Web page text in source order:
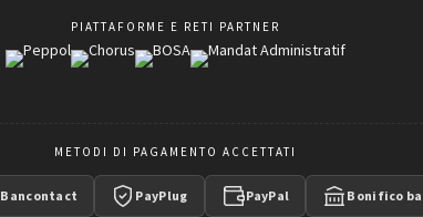
PIATTAFORME E RETI PARTNER
METODI DI PAGAMENTO ACCETTATI
Bancontact PayPlug PayPal Bonifico